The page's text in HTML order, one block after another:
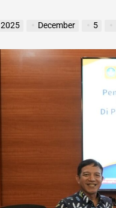
2025 December 5